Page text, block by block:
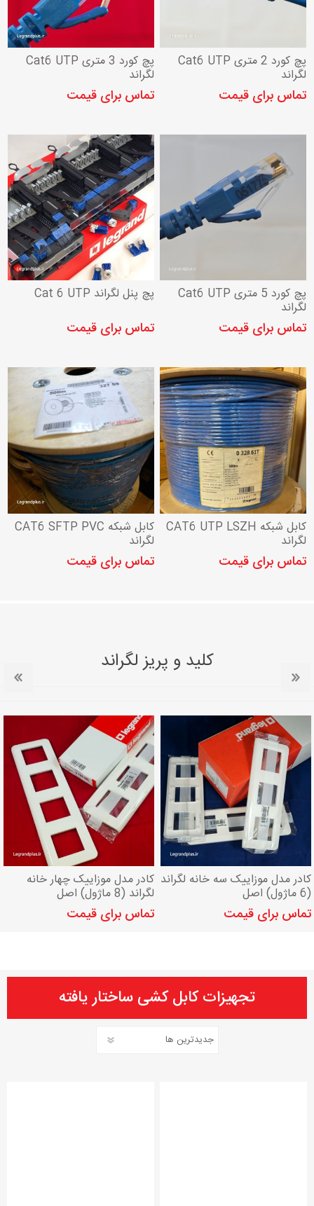
پچ کورد 2 متری Cat6 UTP
لگراند
تماس برای قیمت
پچ کورد 3 متری Cat6 UTP
لگراند
تماس برای قیمت
پچ کورد 5 متری Cat6 UTP
لگراند
تماس برای قیمت
پچ پنل لگراند Cat 6 UTP
تماس برای قیمت
کابل شبکه CAT6 UTP LSZH
لگراند
تماس برای قیمت
کابل شبکه CAT6 SFTP PVC
لگراند
تماس برای قیمت
کلید و پریز لگراند
کادر مدل موزاییک سه خانه لگراند
(6 ماژول) اصل
تماس برای قیمت
کادر مدل موزاییک چهار خانه
لگراند (8 ماژول) اصل
تماس برای قیمت
تجهیزات کابل کشی ساختار یافته